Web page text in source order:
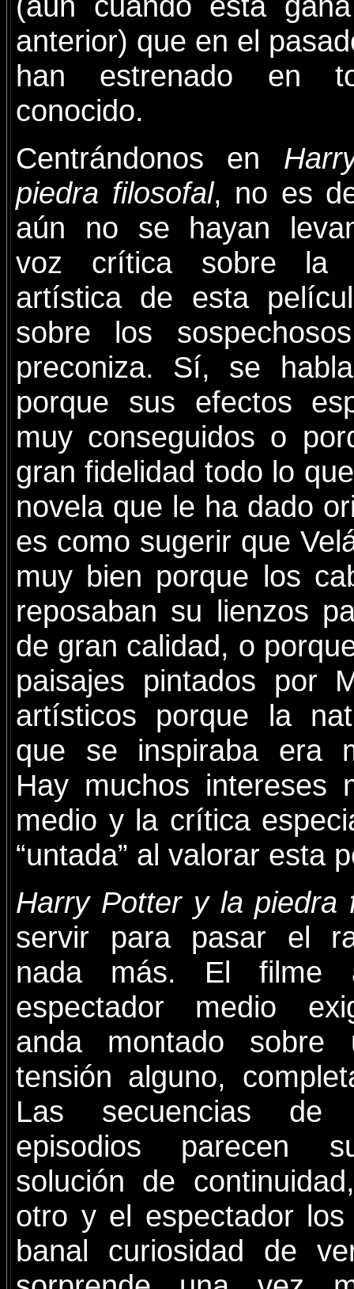
anterior) que en el
han estrenado en
conocido.
Centrándonos en
piedra filosofal, no es
aún no se hayan
voz crítica sobre la
artística de esta
sobre los
preconiza. Sí, se
porque sus efectos
muy conseguidos o
gran fidelidad todo lo
novela que le ha dado
es como sugerir que
muy bien porque los
reposaban su lienzos
de gran calidad, o
paisajes pintados por
artísticos porque la
que se inspiraba era
Hay muchos intereses
medio y la crítica
“untada” al valorar esta
Harry Potter y la piedra
servir para pasar el
nada más. El filme
espectador medio
anda montado
tensión alguno,
Las secuencias de
episodios parecen
solución de
otro y el espectador
banal curiosidad de